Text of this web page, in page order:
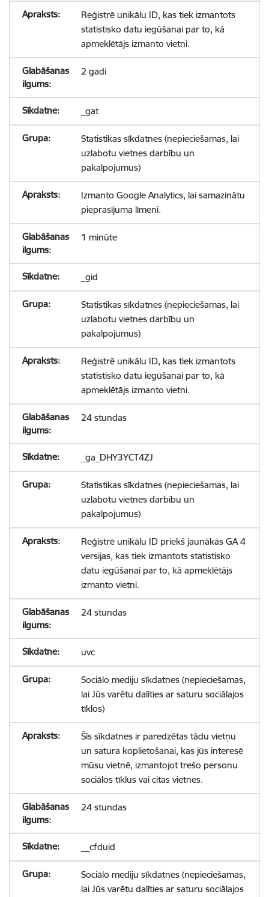
Reģistrē unikālu ID, kas tiek izmantots
statistisko datu iegūšanai par to, kā
apmeklētājs izmanto vietni.
2 gadi
_gat
Statistikas sīkdatnes (nepieciešamas, lai
uzlabotu vietnes darbību un
pakalpojumus)
Izmanto Google Analytics, lai samazinātu
pieprasījuma līmeni.
1 minūte
_gid
Statistikas sīkdatnes (nepieciešamas, lai
uzlabotu vietnes darbību un
pakalpojumus)
Reģistrē unikālu ID, kas tiek izmantots
statistisko datu iegūšanai par to, kā
apmeklētājs izmanto vietni.
24 stundas
_ga_DHY3YCT4ZJ
Statistikas sīkdatnes (nepieciešamas, lai
uzlabotu vietnes darbību un
pakalpojumus)
Reģistrē unikālu ID priekš jaunākās GA 4
versijas, kas tiek izmantots statistisko
datu iegūšanai par to, kā apmeklētājs
izmanto vietni.
24 stundas
uvc
Sociālo mediju sīkdatnes (nepieciešamas,
lai Jūs varētu dalīties ar saturu sociālajos
tīklos)
Šīs sīkdatnes ir paredzētas tādu vietņu
un satura koplietošanai, kas jūs interesē
mūsu vietnē, izmantojot trešo personu
sociālos tīklus vai citas vietnes.
24 stundas
__cfduid
Sociālo mediju sīkdatnes (nepieciešamas,
lai Jūs varētu dalīties ar saturu sociālajos